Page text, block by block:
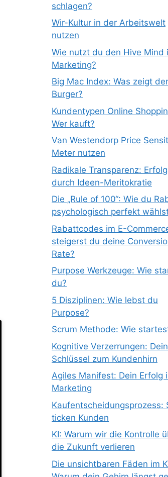
schlagen?
Wir-Kultur in der Arbeitswelt
nutzen
Wie nutzt du den Hive Mind
Marketing?
Big Mac Index: Was zeigt der
Burger?
Kundentypen Online
Wer kauft?
Van Westendorp Price
Meter nutzen
Radikale Transparenz: Erfolg
durch Ideen-Meritokratie
Die „Rule of 100“: Wie du
psychologisch perfekt
Rabattcodes im E-
steigerst du deine
Rate?
Purpose Werkzeuge: Wie
du?
5 Disziplinen: Wie lebst du
Purpose?
Scrum Methode: Wie
Kognitive Verzerrungen: Dein
Schlüssel zum Kundenhirn
Agiles Manifest: Dein Erfolg
Marketing
Kaufentscheidungsprozess:
ticken Kunden
KI: Warum wir die Kontrolle
die Zukunft verlieren
Die unsichtbaren Fäden im